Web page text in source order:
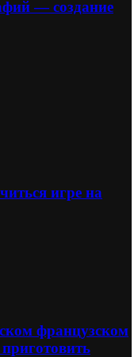
— создание
игре на
французском